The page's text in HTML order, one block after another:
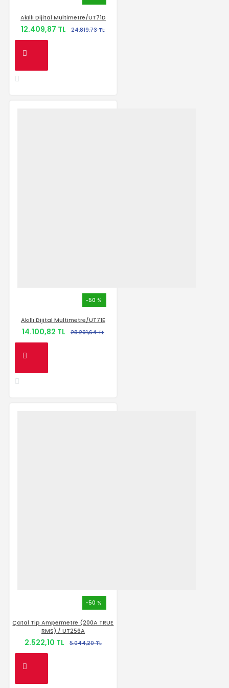
Akıllı Dijital Multimetre/UT71D
12.409,87 TL 24.819,73 TL
-50 %
Akıllı Dijital Multimetre/UT71E
14.100,82 TL 28.201,64 TL
-50 %
Çatal Tip Ampermetre (200A TRUE
RMS) / UT256A
2.522,10 TL 5.044,20 TL